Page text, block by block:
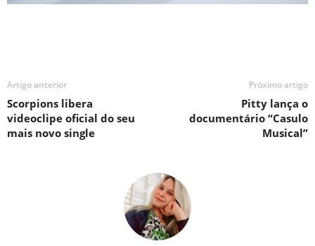
Artigo anterior
Scorpions libera
videoclipe oficial do seu
mais novo single
Próximo artigo
Pitty lança o
documentário “Casulo
Musical”